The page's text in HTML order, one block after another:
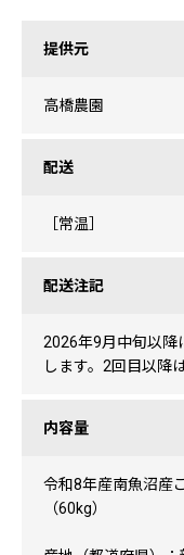
提供元
高橋農園
配送
［常温］
配送注記
2026年9月中旬以降
します。2回目以降
内容量
令和8年産南魚沼産
（60kg）